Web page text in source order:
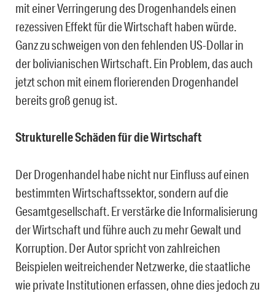
mit einer Verringerung des Drogenhandels einen
rezessiven Effekt für die Wirtschaft haben würde.
Ganz zu schweigen von den fehlenden US-Dollar in
der bolivianischen Wirtschaft. Ein Problem, das auch
jetzt schon mit einem florierenden Drogenhandel
bereits groß genug ist.
Strukturelle Schäden für die Wirtschaft
Der Drogenhandel habe nicht nur Einfluss auf einen
bestimmten Wirtschaftssektor, sondern auf die
Gesamtgesellschaft. Er verstärke die Informalisierung
der Wirtschaft und führe auch zu mehr Gewalt und
Korruption. Der Autor spricht von zahlreichen
Beispielen weitreichender Netzwerke, die staatliche
wie private Institutionen erfassen, ohne dies jedoch zu